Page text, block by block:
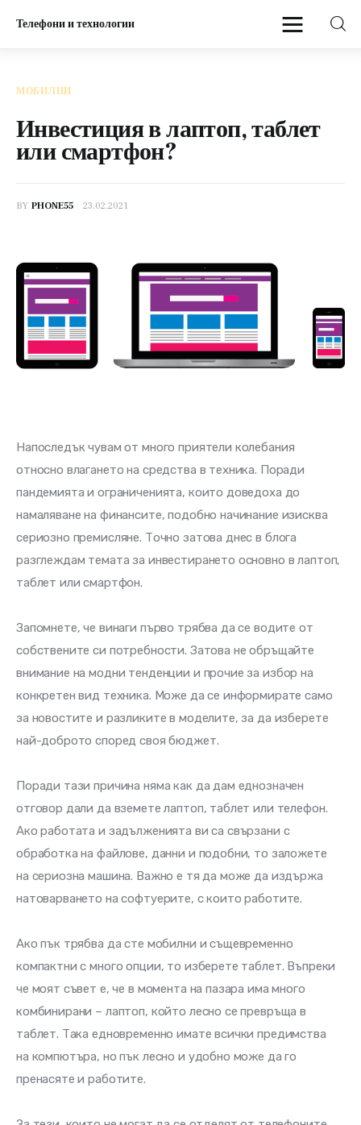
Телефони и технологии
Мобилни
МОБИЛНИ
Инвестиция в лаптоп, таблет
или смартфон?
BY PHONE55 23.02.2021
Напоследък чувам от много приятели колебания
относно влагането на средства в техника. Поради
пандемията и ограниченията, които доведоха до
намаляване на финансите, подобно начинание изисква
сериозно премисляне. Точно затова днес в блога
разглеждам темата за инвестирането основно в лаптоп,
таблет или смартфон.
Запомнете, че винаги първо трябва да се водите от
собствените си потребности. Затова не обръщайте
внимание на модни тенденции и прочие за избор на
конкретен вид техника. Може да се информирате само
за новостите и разликите в моделите, за да изберете
най-доброто според своя бюджет.
Поради тази причина няма как да дам еднозначен
отговор дали да вземете лаптоп, таблет или телефон.
Ако работата и задълженията ви са свързани с
обработка на файлове, данни и подобни, то заложете
на сериозна машина. Важно е тя да може да издържа
натоварването на софтуерите, с които работите.
Ако пък трябва да сте мобилни и същевременно
компактни с много опции, то изберете таблет. Въпреки
че моят съвет е, че в момента на пазара има много
комбинирани – лаптоп, който лесно се превръща в
таблет. Така едновременно имате всички предимства
на компютъра, но пък лесно и удобно може да го
пренасяте и работите.